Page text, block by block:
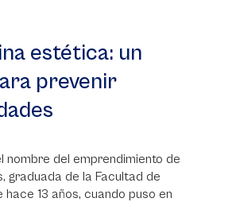
estética: un
prevenir
nombre del emprendimiento de
graduada de la Facultad de
hace 13 años, cuando puso en